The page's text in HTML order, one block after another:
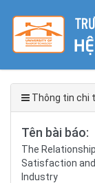
Thông tin chi
Tên bài báo:
The
Satisfaction
Industry